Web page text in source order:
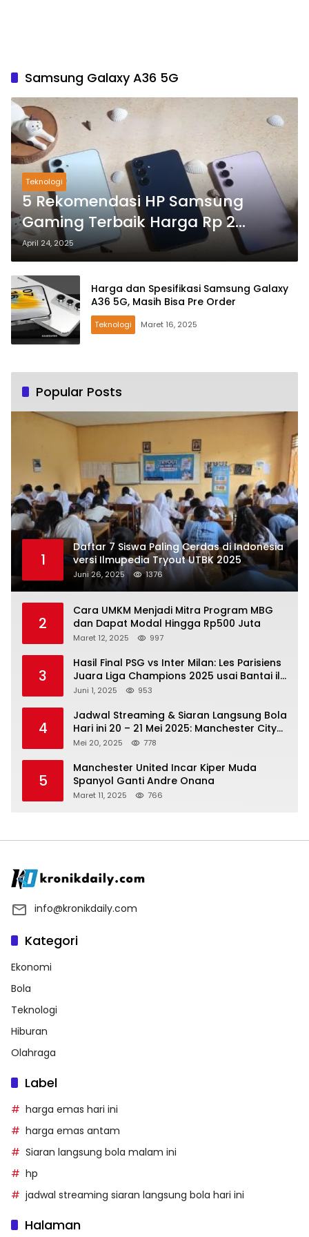
Samsung Galaxy A36 5G
Teknologi
5 Rekomendasi HP Samsung
Gaming Terbaik Harga Rp 2
Jutaan
April 24, 2025
Harga dan Spesifikasi Samsung Galaxy
A36 5G, Masih Bisa Pre Order
Teknologi Maret 16, 2025
Popular Posts
1
Daftar 7 Siswa Paling Cerdas di Indonesia
versi Ilmupedia Tryout UTBK 2025
Juni 26, 2025 1376
2
Cara UMKM Menjadi Mitra Program MBG
dan Dapat Modal Hingga Rp500 Juta
Maret 12, 2025 997
3
Hasil Final PSG vs Inter Milan: Les Parisiens
Juara Liga Champions 2025 usai Bantai il
Nerazzurri
Juni 1, 2025 953
4
Jadwal Streaming & Siaran Langsung Bola
Hari ini 20 – 21 Mei 2025: Manchester City
vs Bournemouth
Mei 20, 2025 778
5
Manchester United Incar Kiper Muda
Spanyol Ganti Andre Onana
Maret 11, 2025 766
info@kronikdaily.com
Kategori
Ekonomi
Bola
Teknologi
Hiburan
Olahraga
Label
harga emas hari ini
harga emas antam
Siaran langsung bola malam ini
hp
jadwal streaming siaran langsung bola hari ini
Halaman